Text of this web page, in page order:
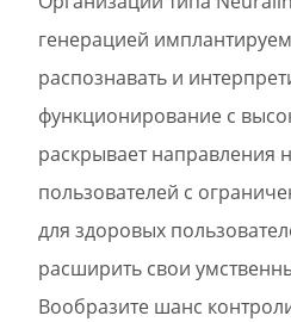
генерацией
распознавать и
функционирование с
раскрывает направления
пользователей с
для здоровых
расширить свои
Вообразите шанс